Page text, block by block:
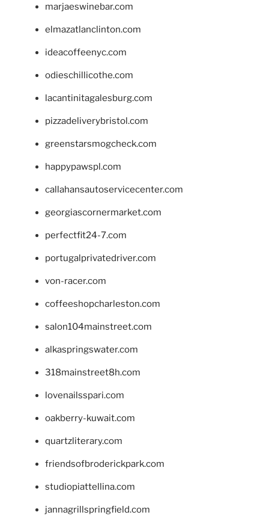
marjaeswinebar.com
elmazatlanclinton.com
ideacoffeenyc.com
odieschillicothe.com
lacantinitagalesburg.com
pizzadeliverybristol.com
greenstarsmogcheck.com
happypawspl.com
callahansautoservicecenter.com
georgiascornermarket.com
perfectfit24-7.com
portugalprivatedriver.com
von-racer.com
coffeeshopcharleston.com
salon104mainstreet.com
alkaspringswater.com
318mainstreet8h.com
lovenailsspari.com
oakberry-kuwait.com
quartzliterary.com
friendsofbroderickpark.com
studiopiattellina.com
jannagrillspringfield.com